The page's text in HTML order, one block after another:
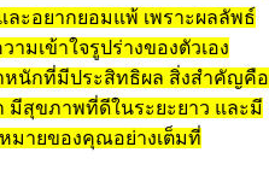
ะอยากยอมแพ้ เพราะผลลัพธ์
มเข้าใจรูปร่างของตัวเอง
หนักที่มีประสิทธิผล สิ่งสำคัญคือ
มีสุขภาพที่ดีในระยะยาว และมี
มายของคุณอย่างเต็มที่